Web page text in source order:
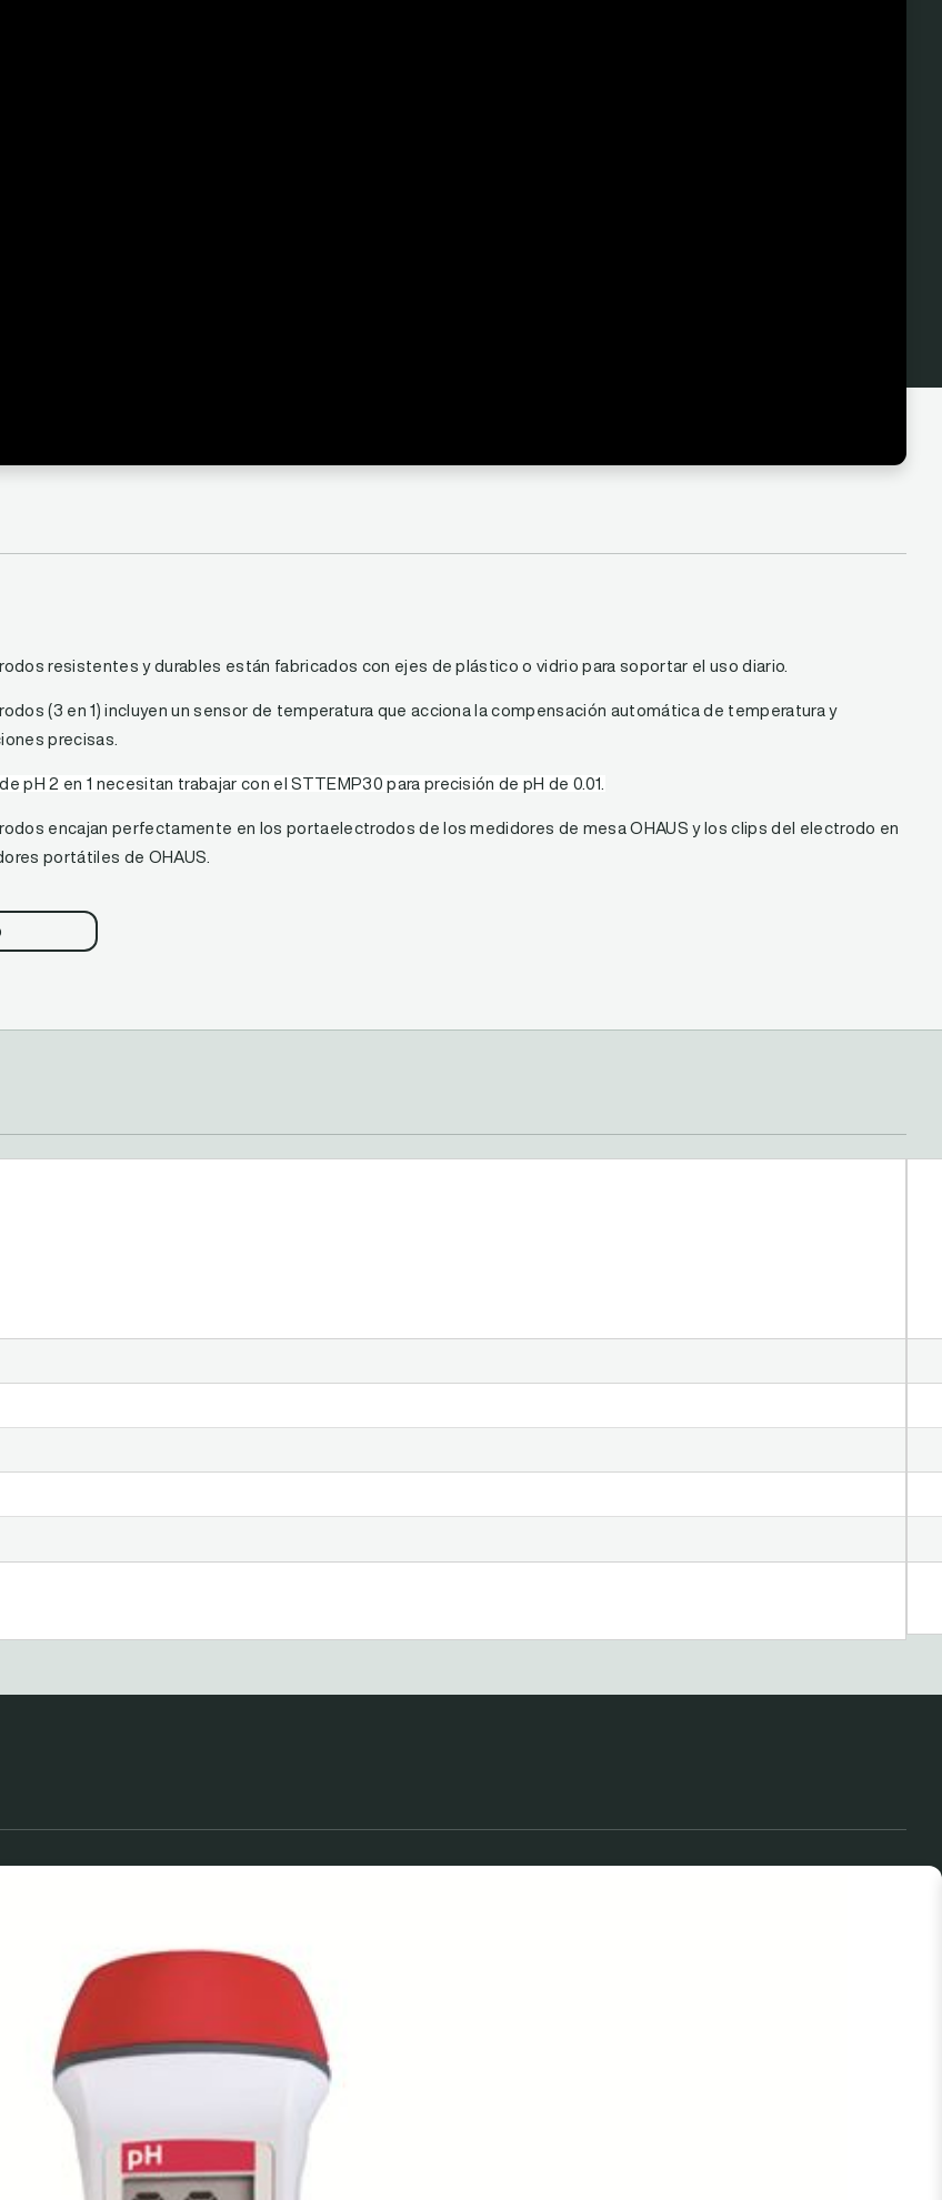
resistentes y durables están fabricados con ejes de plástico o vidrio para soportar el uso diario.
(3 en 1) incluyen un sensor de temperatura que acciona la compensación automática de temperatura y
precisas.
pH 2 en 1 necesitan trabajar con el STTEMP30 para precisión de pH de 0.01.
encajan perfectamente en los portaelectrodos de los medidores de mesa OHAUS y los clips del electrodo en
portátiles de OHAUS.